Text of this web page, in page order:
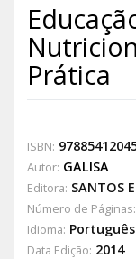
Prática
ISBN:
Autor: GALISA
Editora: SANTOS
Número de Páginas:
Idioma: Português
Data Edição: 2014